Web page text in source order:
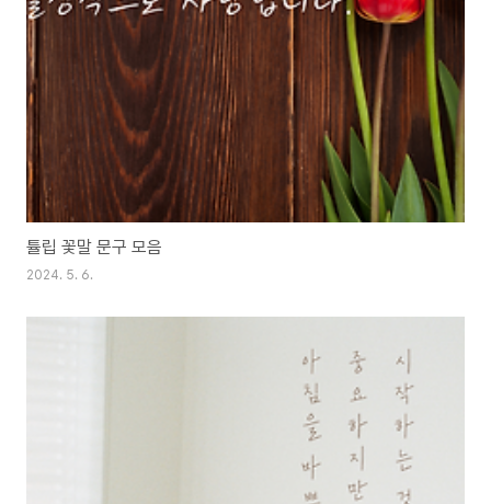
튤립 꽃말 문구 모음
2024. 5. 6.